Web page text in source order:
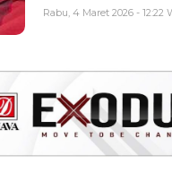
Rabu, 4 Maret 2026 - 12:22